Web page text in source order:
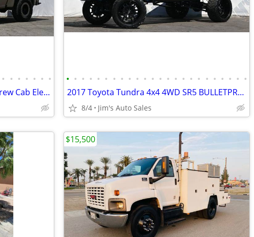
• • • • • • •
2023 GMC Sierra 1500 4x4 4WD Crew Cab Elevation ReadyLIFT Suspension
• • • • • • • • • • • • • • • • • • • • • • • •
2017 Toyota Tundra 4x4 4WD SR5 BULLETPROOF Suspension 20 FUEL Wheels
8/4 Jim's Auto Sales
$15,500